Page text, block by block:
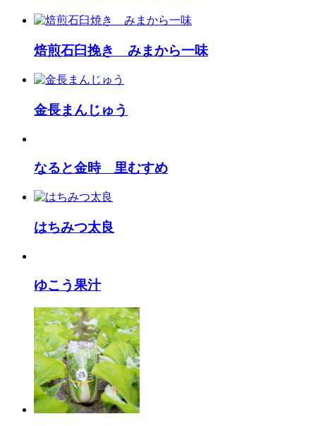
焙煎石臼挽き みまから一味
金長まんじゅう
なると金時 里むすめ
はちみつ太良
ゆこう果汁